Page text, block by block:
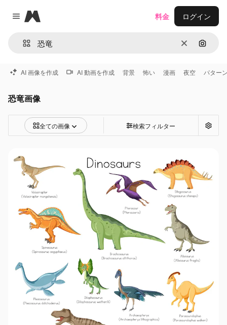
Close menu
Magnific
消去 画像で
料金 ログイン
AI 画像を作成 AI 動画を作成 背景 怖い 漫画 夜空 パター
恐竜画像
全ての画像 検索フィルター